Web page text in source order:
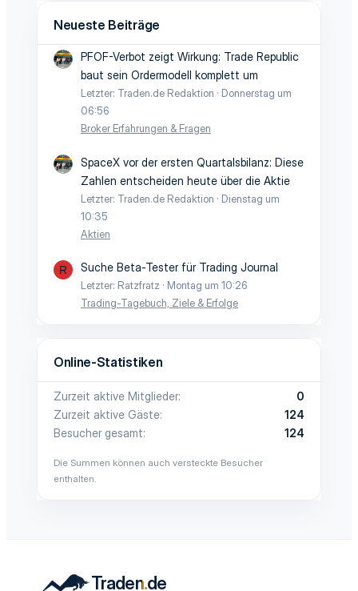
Neueste Beiträge
PFOF-Verbot zeigt Wirkung: Trade Republic
baut sein Ordermodell komplett um
Letzter: Traden.de Redaktion
Donnerstag um
06:56
Broker Erfahrungen & Fragen
SpaceX vor der ersten Quartalsbilanz: Diese
Zahlen entscheiden heute über die Aktie
Letzter: Traden.de Redaktion
Dienstag um
10:35
Aktien
R Suche Beta-Tester für Trading Journal
Letzter: Ratzfratz
Montag um 10:26
Trading-Tagebuch, Ziele & Erfolge
Online-Statistiken
Zurzeit aktive Mitglieder
0
Zurzeit aktive Gäste
124
Besucher gesamt
124
Die Summen können auch versteckte Besucher
enthalten.